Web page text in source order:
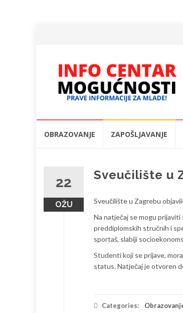
OBRAZOVANJE ZAPOŠLJAVANJE
22
OŽU
Sveučilište u
Sveučilište u Zagrebu
Na natječaj se mogu
preddiplomskih stručnih i
sportaš, slabiji
Studenti koji se prijave,
status. Natječaj je otvoren
Categories: